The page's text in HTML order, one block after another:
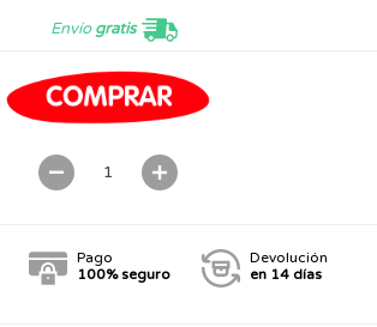
Envíogratis
Pago
100% seguro
Devolución
en 14 días